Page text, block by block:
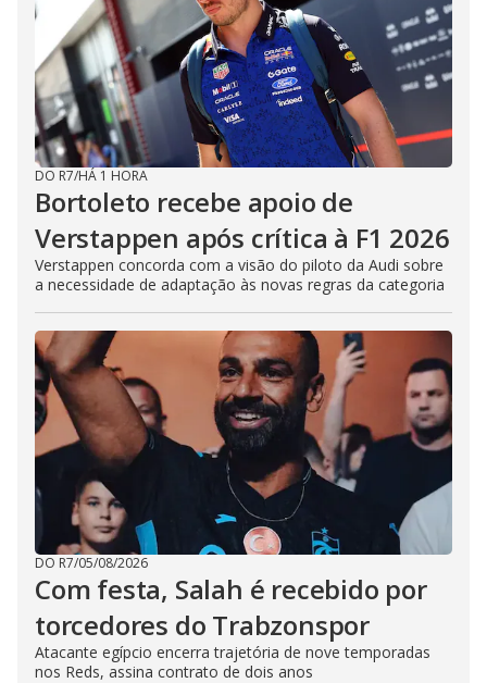
DO R7/HÁ 1 HORA
Bortoleto recebe apoio de
Verstappen após crítica à F1 2026
Verstappen concorda com a visão do piloto da Audi sobre
a necessidade de adaptação às novas regras da categoria
DO R7/05/08/2026
Com festa, Salah é recebido por
torcedores do Trabzonspor
Atacante egípcio encerra trajetória de nove temporadas
nos Reds, assina contrato de dois anos